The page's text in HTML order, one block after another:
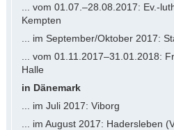
... vom 01.07.–28.08.2017: Ev.-
Kempten
... im September/Oktober 2017:
... vom 01.11.2017–31.01.2018:
Halle
in Dänemark
... im Juli 2017: Viborg
... im August 2017: Hadersleben